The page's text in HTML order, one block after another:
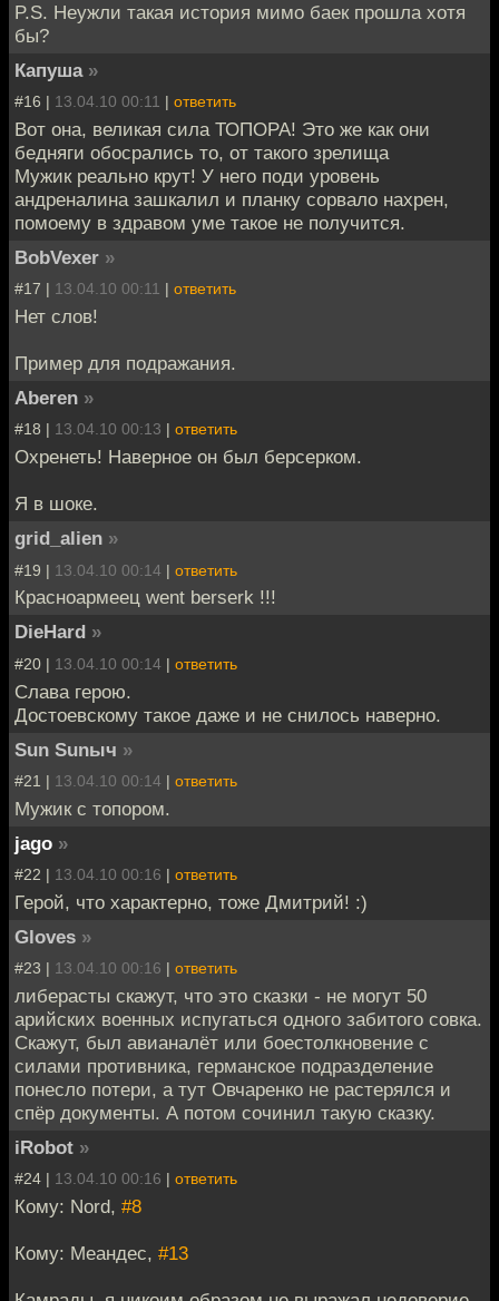
P.S. Неужли такая история мимо баек прошла хотя
бы?
Капуша »
#16 | 13.04.10 00:11 | ответить
Вот она, великая сила ТОПОРА! Это же как они
бедняги обосрались то, от такого зрелища
Мужик реально крут! У него поди уровень
андреналина зашкалил и планку сорвало нахрен,
помоему в здравом уме такое не получится.
BobVexer »
#17 | 13.04.10 00:11 | ответить
Нет слов!
Пример для подражания.
Aberen »
#18 | 13.04.10 00:13 | ответить
Охренеть! Наверное он был берсерком.
Я в шоке.
grid_alien »
#19 | 13.04.10 00:14 | ответить
Красноармеец went berserk !!!
DieHard »
#20 | 13.04.10 00:14 | ответить
Слава герою.
Достоевскому такое даже и не снилось наверно.
Sun Sunыч »
#21 | 13.04.10 00:14 | ответить
Мужик с топором.
jago »
#22 | 13.04.10 00:16 | ответить
Герой, что характерно, тоже Дмитрий! :)
Gloves »
#23 | 13.04.10 00:16 | ответить
либерасты скажут, что это сказки - не могут 50
арийских военных испугаться одного забитого совка.
Скажут, был авианалёт или боестолкновение с
силами противника, германское подразделение
понесло потери, а тут Овчаренко не растерялся и
спёр документы. А потом сочинил такую сказку.
iRobot »
#24 | 13.04.10 00:16 | ответить
Кому: Nord, #8
Кому: Меандес, #13